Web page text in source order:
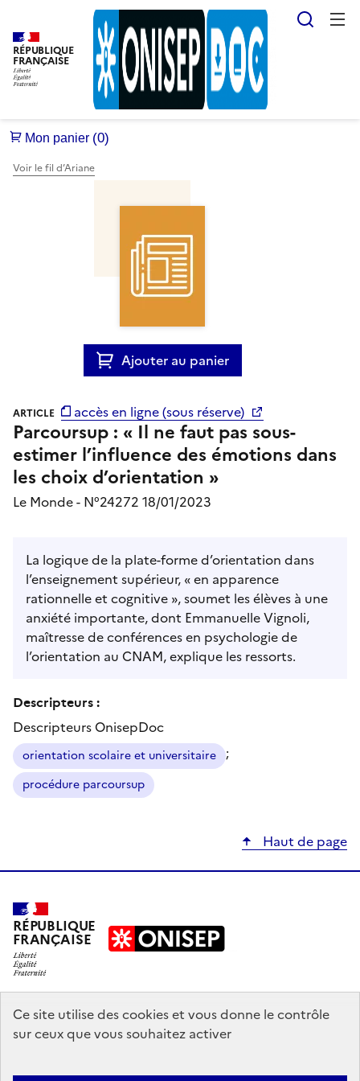
Ce site utilise des cookies et vous donne le contrôle
sur ceux que vous souhaitez activer
RÉPUBLIQUE
FRANÇAISE
Voir le fil d’Ariane
Ajouter au panier
accès en ligne (sous réserve)
ARTICLE
Parcoursup : « Il ne faut pas sous-
estimer l’influence des émotions dans
les choix d’orientation »
Le Monde - N°24272 18/01/2023
La logique de la plate-forme d’orientation dans
l’enseignement supérieur, « en apparence
rationnelle et cognitive », soumet les élèves à une
anxiété importante, dont Emmanuelle Vignoli,
maîtresse de conférences en psychologie de
l’orientation au CNAM, explique les ressorts.
Descripteurs :
Descripteurs OnisepDoc
orientation scolaire et universitaire ;
procédure parcoursup
Haut de page
RÉPUBLIQUE
FRANÇAISE
education.gouv.fr
enseignementsup-recherche.gouv.fr